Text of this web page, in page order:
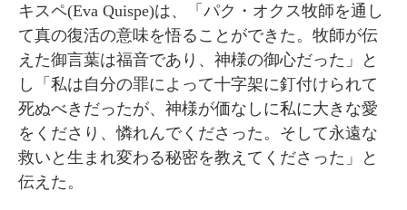
キスペ(Eva Quispe)は、「パク・オクス牧師を通し
て真の復活の意味を悟ることができた。牧師が伝
えた御言葉は福音であり、神様の御心だった」と
し「私は自分の罪によって十字架に釘付けられて
死ぬべきだったが、神様が価なしに私に大きな愛
をくださり、憐れんでくださった。そして永遠な
救いと生まれ変わる秘密を教えてくださった」と
伝えた。